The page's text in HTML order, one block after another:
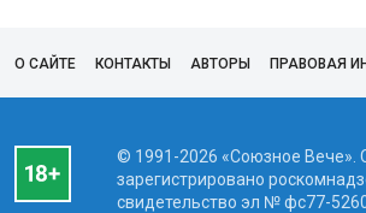
О САЙТЕ КОНТАКТЫ АВТОРЫ ПРАВОВАЯ
© 1991-2026 «Союзное Вече».
зарегистрировано
свидетельство эл № фc77-